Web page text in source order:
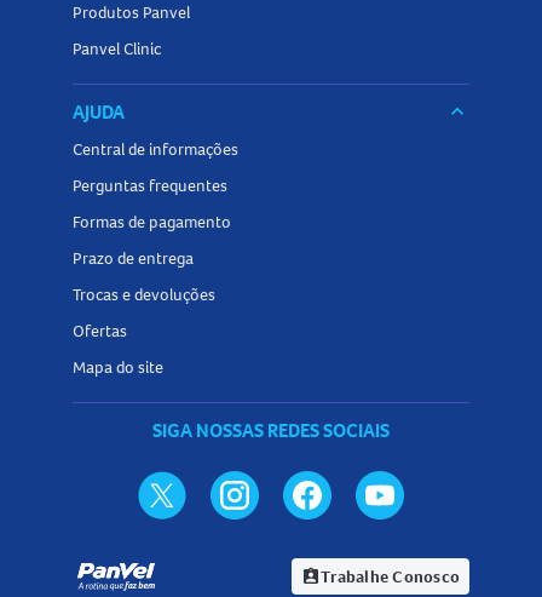
Produtos Panvel
Panvel Clinic
AJUDA keyboard_arrow_down
Central de informações
Perguntas frequentes
Formas de pagamento
Prazo de entrega
Trocas e devoluções
Ofertas
Mapa do site
SIGA NOSSAS REDES SOCIAIS
assignment_indTrabalhe Conosco